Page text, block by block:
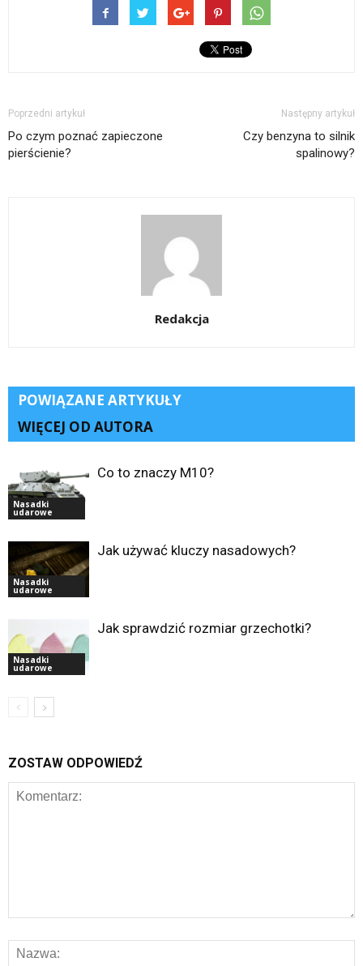
Poprzedni artykuł
Po czym poznać zapieczone
pierścienie?
Następny artykuł
Czy benzyna to silnik
spalinowy?
Redakcja
POWIĄZANE ARTYKUŁY
WIĘCEJ OD AUTORA
Nasadki
udarowe
Co to znaczy M10?
Nasadki
udarowe
Jak używać kluczy nasadowych?
Nasadki
udarowe
Jak sprawdzić rozmiar grzechotki?
ZOSTAW ODPOWIEDŹ